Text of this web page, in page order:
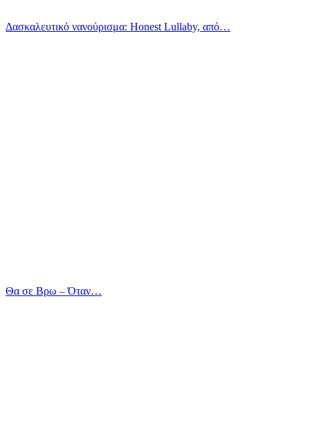
Δασκαλευτικό νανούρισμα: Honest Lullaby, από…
Θα σε Βρω – Όταν…